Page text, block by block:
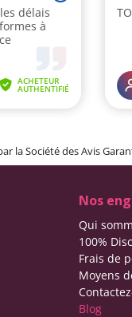
la Société des Avis
Nos
Qui
100%
Frais de
Moyens
Blog